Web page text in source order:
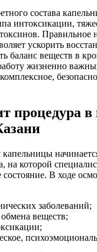
состава
интоксикации,
Правильное
ускорить
баланс веществ в
жизненно
процедура
на которой
состояние. В ходе
заболеваний;
веществ;